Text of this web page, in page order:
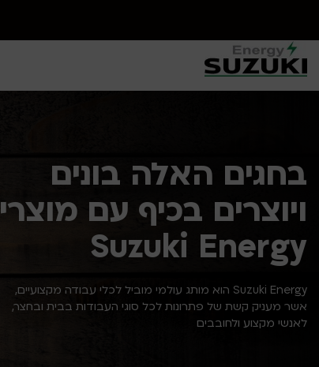
בחגים האלה בונים
ויוצרים בכיף עם מוצרי
Suzuki Energy
Suzuki Energy הוא מותג עולמי מוביל לכלי עבודה מקצועיים,
אשר מעניק קשת של פתרונות לכל סוגי העבודות בבית ובחצר,
לאנשי מקצוע ולחובבים